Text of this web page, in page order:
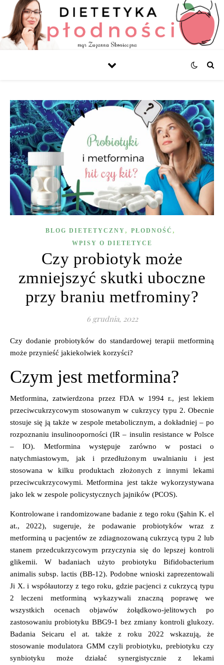
BLOG DIETETYCZNY , PŁODNOŚĆ ,
WPISY O DIETETYCE
Czy probiotyk może
zmniejszyć skutki uboczne
przy braniu metfrominy?
6 grudnia, 2022
Czy dodanie probiotyków do standardowej terapii metforminą
może przynieść jakiekolwiek korzyści?
Czym jest metformina?
Metformina, zatwierdzona przez FDA w 1994 r., jest lekiem
przeciwcukrzycowym stosowanym w cukrzycy typu 2. Obecnie
stosuje się ją także w zespole metabolicznym, a dokładniej – po
rozpoznaniu insulinooporności (IR – insulin resistance w Polsce
– IO). Metformina występuje zarówno w postaci o
natychmiastowym, jak i przedłużonym uwalnianiu i jest
stosowana w kilku produktach złożonych z innymi lekami
przeciwcukrzycowymi. Metformina jest także wykorzystywana
jako lek w zespole policystycznych jajników (PCOS).
Kontrolowane i randomizowane badanie z tego roku (Şahin K. el
at., 2022), sugeruje, że podawanie probiotyków wraz z
metforminą u pacjentów ze zdiagnozowaną cukrzycą typu 2 lub
stanem przedcukrzycowymprzyczynia się do lepszej kontroli
glikemii. W badaniach użyto probiotyku Bifidobacterium
animalis subsp. lactis (BB-12). Podobne wnioski zaprezentowali
Ji X. i współautorzy z tego roku, gdzie pacjenci z cukrzycą typu
2 leczeni metforminą wykazywali znaczną poprawę we
wszystkich ocenach objawów żołądkowo-jelitowych po
zastosowaniu probiotyku BBG9-1 bez zmiany kontroli glukozy.
Badania Seicaru el at. także z roku 2022 wskazują, że
stosowanie modulatora GMM czyli probiotyku, prebiotyku czy
synbiotyku może działać synergistycznie z lekami